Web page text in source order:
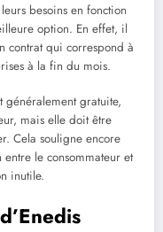
besoins en fonction
option. En effet, il
contrat qui correspond à
à la fin du mois.
généralement gratuite,
mais elle doit être
Cela souligne encore
le consommateur et
inutile.